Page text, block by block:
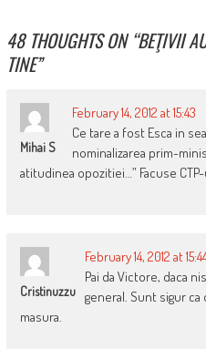
48 THOUGHTS ON “BEŢIVII
TINE”
Mihai S
February 14, 2012 at 15:43
Ce tare a fost Esca in
nominalizarea prim-
atitudinea opozitiei…” Facuse
Cristinuzzu
February 14, 2012 at
Pai da Victore, daca
general. Sunt sigur
masura.